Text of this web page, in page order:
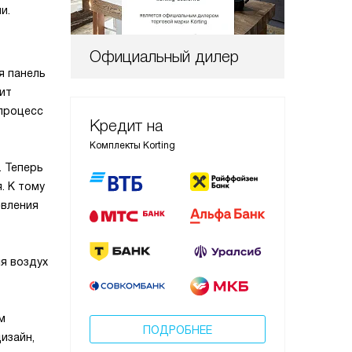
Официальный дилер
Кредит на
Комплекты Korting
ПОДРОБНЕЕ
панель
К тому
воздух